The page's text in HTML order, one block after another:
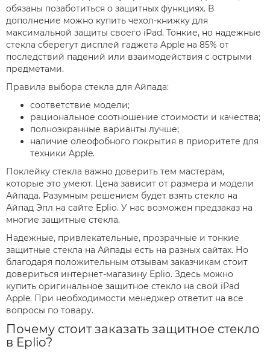
обязаны позаботиться о защитных функциях. В
дополнение можно купить чехол-книжку для
максимальной защиты своего iPad. Тонкие, но надежные
стекла сберегут дисплей гаджета Apple на 85% от
последствий падений или взаимодействия с острыми
предметами.
Правила выбора стекла для Айпада:
соответствие модели;
рациональное соотношение стоимости и качества;
полноэкранные варианты лучше;
наличие олеофобного покрытия в приоритете для
техники Apple.
Поклейку стекла важно доверить тем мастерам,
которые это умеют. Цена зависит от размера и модели
Айпада. Разумным решением будет взять стекло на
Айпад Эпл на сайте Eplio. У нас возможен предзаказ на
многие защитные стекла.
Надежные, привлекательные, прозрачные и тонкие
защитные стекла на Айпады есть на разных сайтах. Но
благодаря положительным отзывам заказчикам стоит
довериться интернет-магазину Eplio. Здесь можно
купить оригинальное защитное стекло на свой iPad
Apple. При необходимости менеджер ответит на все
вопросы по товару.
Почему стоит заказать защитное стекло
в Eplio?